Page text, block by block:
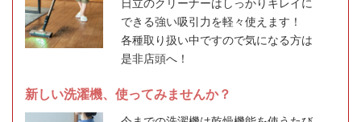
日立のクリーナーはしっかりキレイに
できる強い吸引力を軽々使えます！
各種取り扱い中ですので気になる方は
是非店頭へ！
新しい洗濯機、使ってみませんか？